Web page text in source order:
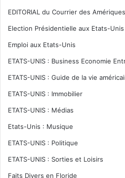
EDITORIAL du Courrier des Amériques
Election Présidentielle aux Etats-Unis
Emploi aux Etats-Unis
ETATS-UNIS : Business Economie
ETATS-UNIS : Guide de la vie
ETATS-UNIS : Immobilier
ETATS-UNIS : Médias
Etats-Unis : Musique
ETATS-UNIS : Politique
ETATS-UNIS : Sorties et Loisirs
Faits Divers en Floride